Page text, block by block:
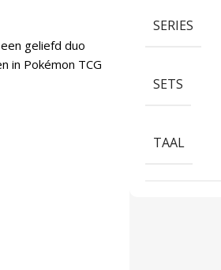
geliefd duo
in Pokémon TCG
SERIES
SETS
TAAL